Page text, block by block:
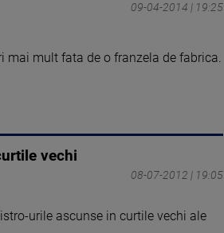
09-04-2014 | 19:25
mult fata de o franzela de fabrica.
vechi
08-07-2012 | 19:05
urile ascunse in curtile vechi ale